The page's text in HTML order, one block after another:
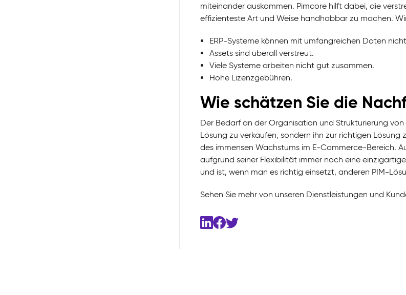
miteinander auskommen. Pimcore hilft dabei, die
effizienteste Art und Weise handhabbar zu machen.
ERP-Systeme können mit umfangreichen Daten
Assets sind überall verstreut.
Viele Systeme arbeiten nicht gut zusammen.
Hohe Lizenzgebühren.
Wie schätzen Sie die
Der Bedarf an der Organisation und Strukturierung
Lösung zu verkaufen, sondern ihn zur richtigen
des immensen Wachstums im E-Commerce-Bereich.
aufgrund seiner Flexibilität immer noch eine
und ist, wenn man es richtig einsetzt, anderen PIM-
Sehen Sie mehr von unseren Dienstleistungen und